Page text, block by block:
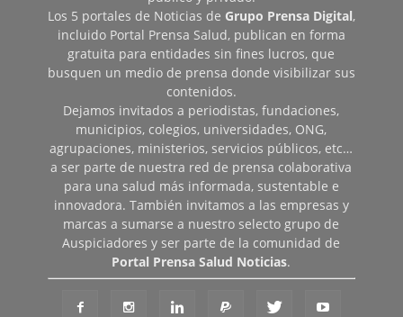
Los 5 portales de Noticias de Grupo Prensa Digital,
incluido Portal Prensa Salud, publican en forma
gratuita para entidades sin fines lucros, que
busquen un medio de prensa donde visibilizar sus
contenidos.
Dejamos invitados a periodistas, fundaciones,
municipios, colegios, universidades, ONG,
agrupaciones, ministerios, servicios públicos, etc…
a ser parte de nuestra red de prensa colaborativa
para una salud más informada, sustentable e
innovadora. También invitamos a las empresas y
marcas a sumarse a nuestro selecto grupo de
Auspiciadores y ser parte de la comunidad de
Portal Prensa Salud Noticias.